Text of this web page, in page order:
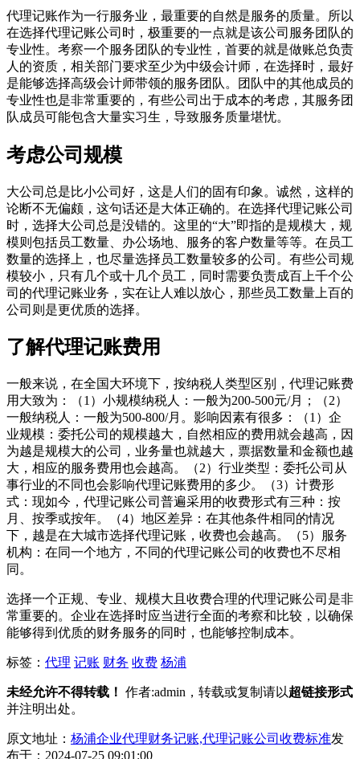
代理记账作为一行服务业，最重要的自然是服务的质量。所以
在选择代理记账公司时，极重要的一点就是该公司服务团队的
专业性。考察一个服务团队的专业性，首要的就是做账总负责
人的资质，相关部门要求至少为中级会计师，在选择时，最好
是能够选择高级会计师带领的服务团队。团队中的其他成员的
专业性也是非常重要的，有些公司出于成本的考虑，其服务团
队成员可能包含大量实习生，导致服务质量堪忧。
考虑公司规模
大公司总是比小公司好，这是人们的固有印象。诚然，这样的
论断不无偏颇，这句话还是大体正确的。在选择代理记账公司
时，选择大公司总是没错的。这里的“大”即指的是规模大，规
模则包括员工数量、办公场地、服务的客户数量等等。在员工
数量的选择上，也尽量选择员工数量较多的公司。有些公司规
模较小，只有几个或十几个员工，同时需要负责成百上千个公
司的代理记账业务，实在让人难以放心，那些员工数量上百的
公司则是更优质的选择。
了解代理记账费用
一般来说，在全国大环境下，按纳税人类型区别，代理记账费
用大致为：（1）小规模纳税人：一般为200-500元/月；（2）
一般纳税人：一般为500-800/月。影响因素有很多：（1）企
业规模：委托公司的规模越大，自然相应的费用就会越高，因
为越是规模大的公司，业务量也就越大，票据数量和金额也越
大，相应的服务费用也会越高。（2）行业类型：委托公司从
事行业的不同也会影响代理记账费用的多少。（3）计费形
式：现如今，代理记账公司普遍采用的收费形式有三种：按
月、按季或按年。（4）地区差异：在其他条件相同的情况
下，越是在大城市选择代理记账，收费也会越高。（5）服务
机构：在同一个地方，不同的代理记账公司的收费也不尽相
同。
选择一个正规、专业、规模大且收费合理的代理记账公司是非
常重要的。企业在选择时应当进行全面的考察和比较，以确保
能够得到优质的财务服务的同时，也能够控制成本。
标签： 代理 记账 财务 收费 杨浦
未经允许不得转载！ 作者:admin，转载或复制请以超链接形式
并注明出处。
原文地址： 杨浦企业代理财务记账,代理记账公司收费标准发
布于：2024-07-25 09:01:00